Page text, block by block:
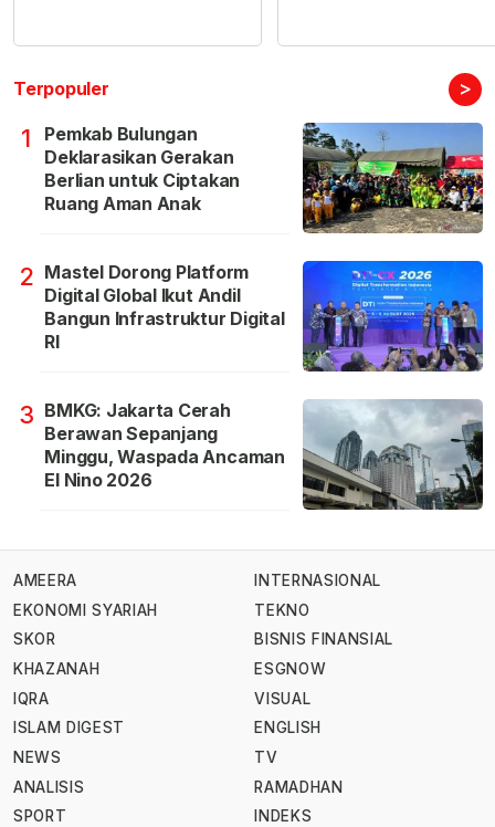
Terpopuler >
1
Pemkab Bulungan
Deklarasikan Gerakan
Berlian untuk Ciptakan
Ruang Aman Anak
2 Mastel Dorong Platform
Digital Global Ikut Andil
Bangun Infrastruktur Digital
RI
3 BMKG: Jakarta Cerah
Berawan Sepanjang
Minggu, Waspada Ancaman
El Nino 2026
AMEERA
EKONOMI SYARIAH
SKOR
KHAZANAH
IQRA
ISLAM DIGEST
NEWS
ANALISIS
SPORT
INTERNASIONAL
TEKNO
BISNIS FINANSIAL
ESGNOW
VISUAL
ENGLISH
TV
RAMADHAN
INDEKS